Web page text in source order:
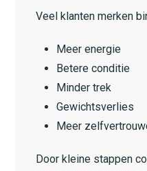
Veel klanten merken
Meer energie
Betere conditie
Minder trek
Gewichtsverlies
Meer
Door kleine stappen